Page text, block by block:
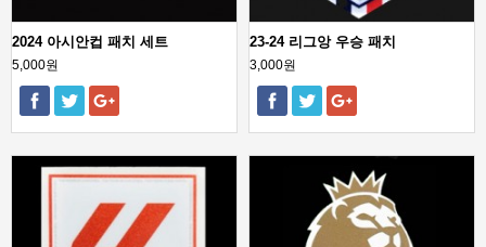
2024 아시안컵 패치 세트
5,000원
23-24 리그앙 우승 패치
3,000원